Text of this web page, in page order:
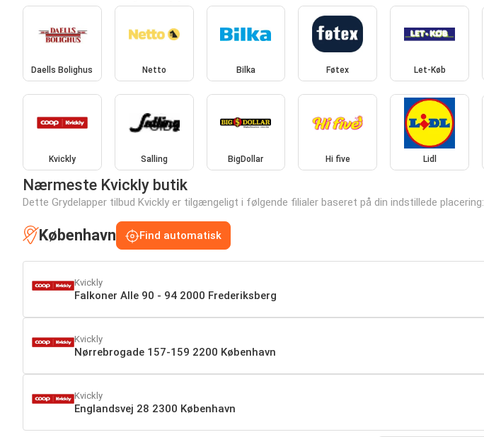
Daells Bolighus Netto Bilka Føtex Let-Køb
Kvickly Salling BigDollar Hi five Lidl
Nærmeste Kvickly butik
Dette Grydelapper tilbud Kvickly er tilgængeligt i følgende filialer baseret på din indstillede placering:
København Find automatisk
Kvickly
Falkoner Alle 90 - 94 2000 Frederiksberg
Kvickly
Nørrebrogade 157-159 2200 København
Kvickly
Englandsvej 28 2300 København